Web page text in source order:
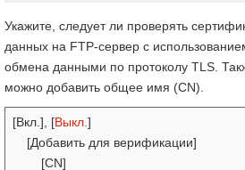
Укажите, следует ли проверять
данных на FTP-сервер с
обмена данными по протоколу TLS.
можно добавить общее имя (CN).
[Вкл.], [Выкл. ]
[Добавить для верификации]
[CN]